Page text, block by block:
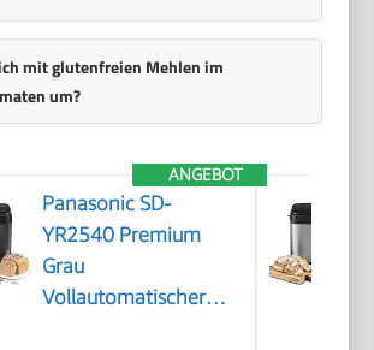
mit glutenfreien Mehlen im
um?
ANGEBOT
Panasonic SD-
YR2540 Premium
Grau
Vollautomatischer